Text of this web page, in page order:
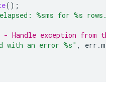
();
%sms for %s rows."
- Handle exception from
with an error %s" , err .